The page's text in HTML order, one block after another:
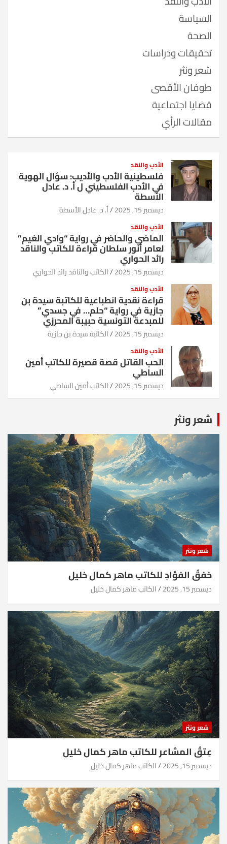
السياسة
الصحة
تحقيقات ودراسات
شعر ونثر
طوفان الأقصى
قضايا اجتماعية
مقالات الرأي
الأدب والنقد
فلسطينية الأدب والأديب: سؤال الهوية
في الأدب الفلسطيني ل أ. د. عادل
الأسطة
ديسمبر 15, 2025 أ. د. عادل الأسطة
الأدب والنقد
الماضي والحاضر في رواية “وادي الغيم”
لعامر أنور سلطان قراءة للكاتب والناقد
رائد الحواري
ديسمبر 15, 2025 الكاتب والناقد رائد الحواري
الأدب والنقد
قراءة نقدية انطباعية للكاتبة سيدة بن
جازية في رواية “حلم… في جسدي”
للمبدعة التونسية حبيبة المحرزي
ديسمبر 15, 2025 الكاتبة سيدة بن جازية
الأدب والنقد
الحب القاتل قصة قصيرة للكاتب أمين
الساطي
ديسمبر 15, 2025 الكاتب أمين الساطي
شعر ونثر
شعر ونثر
خفقُ الفؤادِ للكاتب ماهر كمال خليل
ديسمبر 15, 2025 الكاتب ماهر كمال خليل
شعر ونثر
عِتقُ المشاعر للكاتب ماهر كمال خليل
ديسمبر 15, 2025 الكاتب ماهر كمال خليل